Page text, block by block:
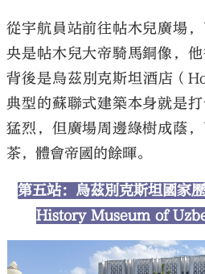
從宇航員站前往帖木兒廣場
央是帖木兒大帝騎馬銅像，
背後是烏茲別克斯坦酒店（
典型的蘇聯式建築本身就是
猛烈，但廣場周邊綠樹成蔭
茶，體會帝國的餘暉。
第五站：烏茲別克斯坦國家
History Museum of